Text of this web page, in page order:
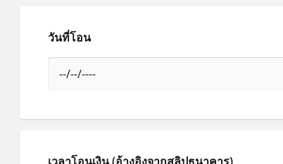
วันที่โอน